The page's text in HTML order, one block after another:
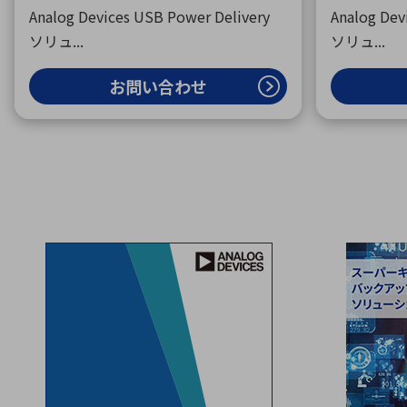
Analog Devices USB Power Delivery
ソリュ...
お問い合わせ
Analog
ソリュ...